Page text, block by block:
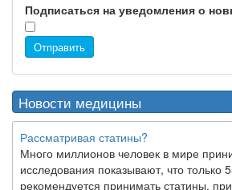
Подписаться на уведомления о
Отправить
Новости медицины
Рассматривая статины?
Много миллионов человек в мире
исследования показывают, что только
рекомендуется принимать статины,